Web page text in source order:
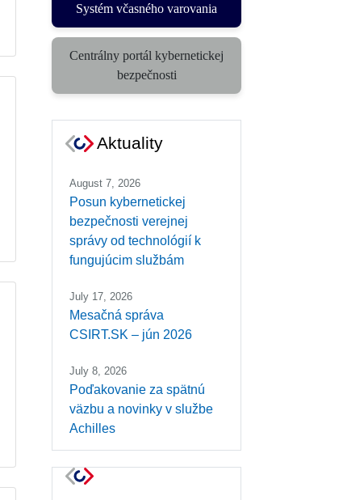
Systém včasného varovania
(otvorí sa v novom okne)
Centrálny portál kybernetickej
bezpečnosti(otvorí sa v novom okne)
Aktuality
August 7, 2026
Posun kybernetickej
bezpečnosti verejnej
správy od technológií k
fungujúcim službám
July 17, 2026
Mesačná správa
CSIRT.SK – jún 2026
July 8, 2026
Poďakovanie za spätnú
väzbu a novinky v službe
Achilles